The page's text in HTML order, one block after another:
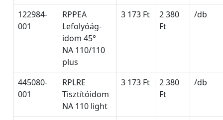
122984-
001
RPPEA
Lefolyóág-
idom 45°
NA 110/110
plus
3 173 Ft
2 380
Ft
/db
445080-
001
RPLRE
Tisztítóidom
NA 110 light
3 173 Ft
2 380
Ft
/db